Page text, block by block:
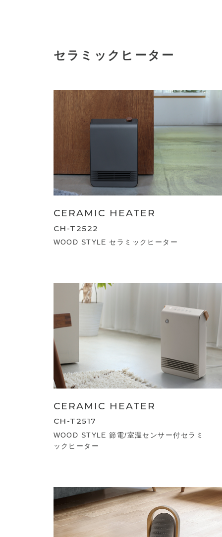
セラミックヒーター
CERAMIC HEATER
CH-T2522
WOOD STYLE セラミックヒーター
CERAMIC HEATER
CH-T2517
WOOD STYLE 節電/室温センサー付セラミ
ックヒーター